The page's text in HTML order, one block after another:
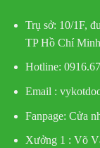
Trụ sở: 10/1F,
TP Hồ Chí
Hotline:
Email :
Fanpage: Cửa
Xưởng 1 : Võ